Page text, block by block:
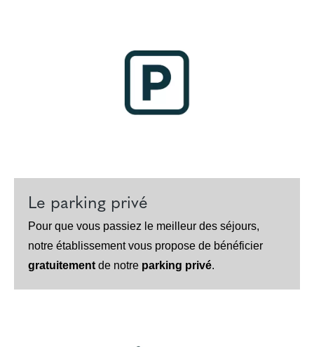
Le parking privé
Pour que vous passiez le meilleur des séjours,
notre établissement vous propose de bénéficier
gratuitement de notre parking privé.